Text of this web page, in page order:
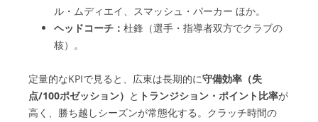
ル・ムディエイ、スマッシュ・パーカー ほか。
ヘッドコーチ： 杜鋒（選手・指導者双方でクラブの
核）。
定量的なKPIで見ると、広東は長期的に守備効率（失
点/100ポゼッション） と トランジション・ポイント比率が
高く、勝ち越しシーズンが常態化する。クラッチ時間の